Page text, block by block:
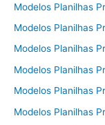
Modelos Planilhas
Modelos Planilhas
Modelos Planilhas
Modelos Planilhas
Modelos Planilhas
Modelos Planilhas